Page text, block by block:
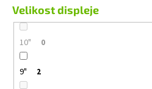
Velikost displeje
10" 0
9" 2